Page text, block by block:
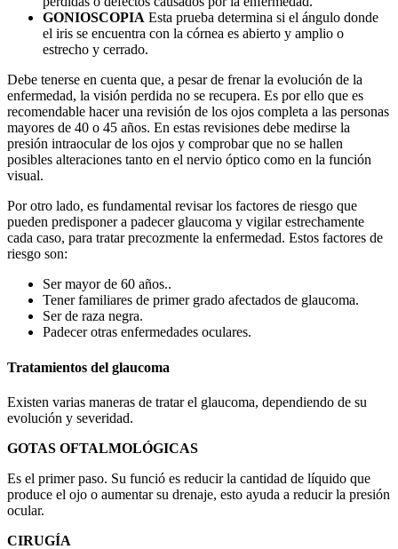
GONIOSCOPIA Esta prueba determina si el ángulo donde
el iris se encuentra con la córnea es abierto y amplio o
estrecho y cerrado.
Debe tenerse en cuenta que, a pesar de frenar la evolución de la
enfermedad, la visión perdida no se recupera. Es por ello que es
recomendable hacer una revisión de los ojos completa a las personas
mayores de 40 o 45 años. En estas revisiones debe medirse la
presión intraocular de los ojos y comprobar que no se hallen
posibles alteraciones tanto en el nervio óptico como en la función
visual.
Por otro lado, es fundamental revisar los factores de riesgo que
pueden predisponer a padecer glaucoma y vigilar estrechamente
cada caso, para tratar precozmente la enfermedad. Estos factores de
riesgo son:
Ser mayor de 60 años..
Tener familiares de primer grado afectados de glaucoma.
Ser de raza negra.
Padecer otras enfermedades oculares.
Tratamientos del glaucoma
Existen varias maneras de tratar el glaucoma, dependiendo de su
evolución y severidad.
GOTAS OFTALMOLÓGICAS
Es el primer paso. Su funció es reducir la cantidad de líquido que
produce el ojo o aumentar su drenaje, esto ayuda a reducir la presión
ocular.
CIRUGÍA